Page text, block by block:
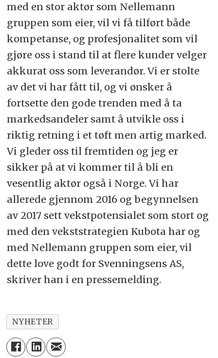
med en stor aktør som Nellemann
gruppen som eier, vil vi få tilført både
kompetanse, og profesjonalitet som vil
gjøre oss i stand til at flere kunder velger
akkurat oss som leverandør. Vi er stolte
av det vi har fått til, og vi ønsker å
fortsette den gode trenden med å ta
markedsandeler samt å utvikle oss i
riktig retning i et tøft men artig marked.
Vi gleder oss til fremtiden og jeg er
sikker på at vi kommer til å bli en
vesentlig aktør også i Norge. Vi har
allerede gjennom 2016 og begynnelsen
av 2017 sett vekstpotensialet som stort og
med den vekststrategien Kubota har og
med Nellemann gruppen som eier, vil
dette love godt for Svenningsens AS,
skriver han i en pressemelding.
NYHETER